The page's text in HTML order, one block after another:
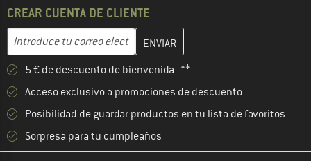
CREAR CUENTA DE CLIENTE
Dirección de correo electrónico
Introduce aquí tu dirección de correo electrónico y crea tu
5 € de descuento de bienvenida **
Acceso exclusivo a promociones de descuento
Posibilidad de guardar productos en tu lista de favoritos
Sorpresa para tu cumpleaños